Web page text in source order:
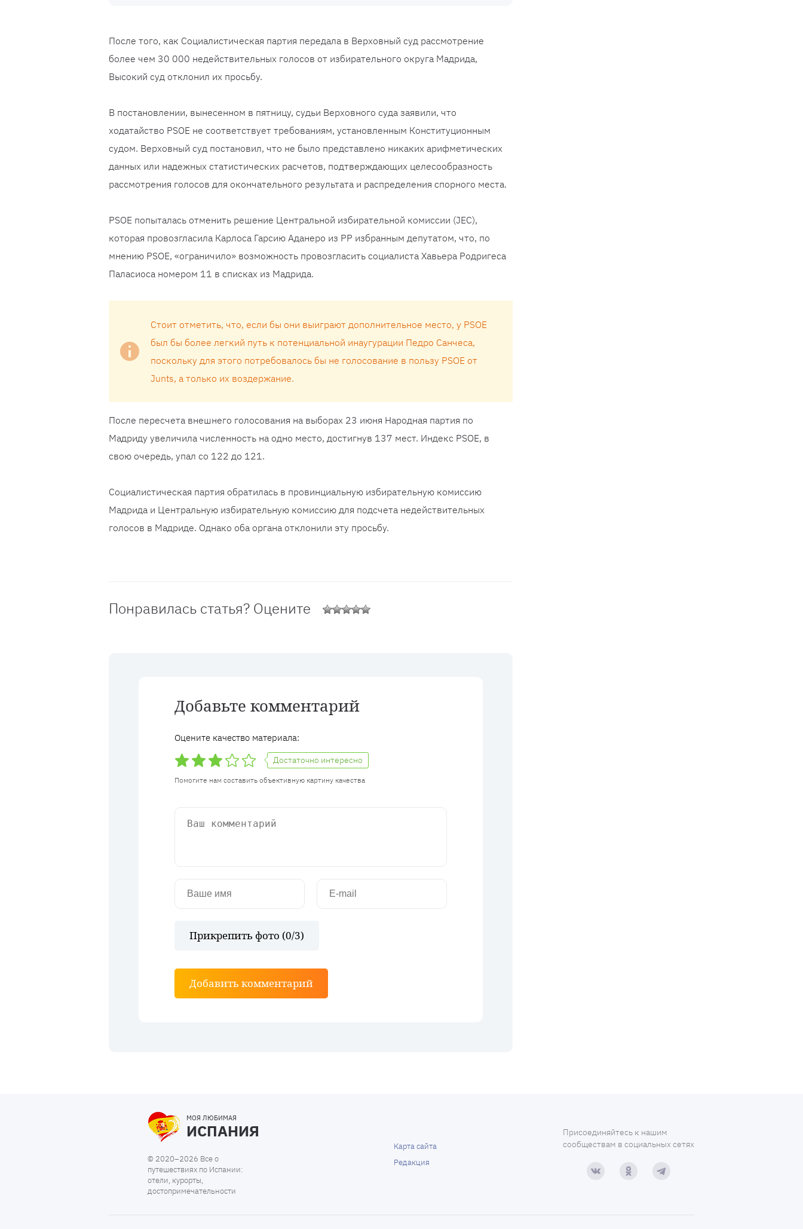
После того, как Социалистическая партия передала в Верховный суд рассмотрение
более чем 30 000 недействительных голосов от избирательного округа Мадрида,
Высокий суд отклонил их просьбу.
В постановлении, вынесенном в пятницу, судьи Верховного суда заявили, что
ходатайство PSOE не соответствует требованиям, установленным Конституционным
судом. Верховный суд постановил, что не было представлено никаких арифметических
данных или надежных статистических расчетов, подтверждающих целесообразность
рассмотрения голосов для окончательного результата и распределения спорного места.
PSOE попыталась отменить решение Центральной избирательной комиссии (JEC),
которая провозгласила Карлоса Гарсию Аданеро из PP избранным депутатом, что, по
мнению PSOE, «ограничило» возможность провозгласить социалиста Хавьера Родригеса
Паласиоса номером 11 в списках из Мадрида.
Стоит отметить, что, если бы они выиграют дополнительное место, у PSOE
был бы более легкий путь к потенциальной инаугурации Педро Санчеса,
поскольку для этого потребовалось бы не голосование в пользу PSOE от
Junts, а только их воздержание.
После пересчета внешнего голосования на выборах 23 июня Народная партия по
Мадриду увеличила численность на одно место, достигнув 137 мест. Индекс PSOE, в
свою очередь, упал со 122 до 121.
Социалистическая партия обратилась в провинциальную избирательную комиссию
Мадрида и Центральную избирательную комиссию для подсчета недействительных
голосов в Мадриде. Однако оба органа отклонили эту просьбу.
Понравилась статья? Оцените
Добавьте комментарий
Оцените качество материала:
Достаточно интересно
Помогите нам составить объективную картину качества
Прикрепить фото (0/3)
Добавить комментарий
МОЯ ЛЮБИМАЯ
ИСПАНИЯ
© 2020–2026 Все о
путешествиях по Испании:
отели, курорты,
достопримечательности
Карта сайта
Редакция
Присоединяйтесь к нашим
сообществам в социальных сетях